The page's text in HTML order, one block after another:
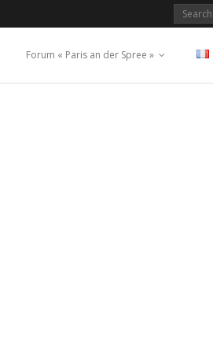
Forum « Paris an der Spree »